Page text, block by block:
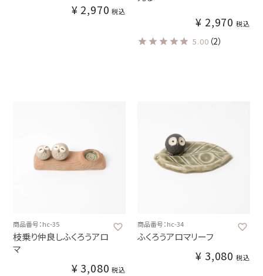
¥ 2,970 税込
¥ 2,970 税込
5.00 （2）
商品番号：hc-35
枝乗り仲良しふくろうアロ
マ
¥ 3,080 税込
商品番号：hc-34
ふくろうアロマリーフ
¥ 3,080 税込